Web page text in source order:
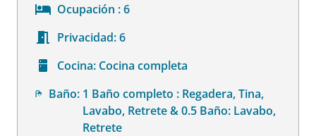
Ocupación :6
Privacidad:6
Cocina: Cocina completa
Baño: 1 Baño completo : Regadera, Tina,
Lavabo, Retrete & 0.5 Baño: Lavabo,
Retrete